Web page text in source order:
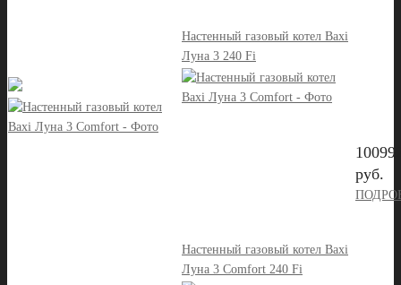
Настенный газовый котел Baxi
Луна 3 240 Fi
Настенный газовый котел Baxi
Луна 3 Comfort 240 Fi
руб.